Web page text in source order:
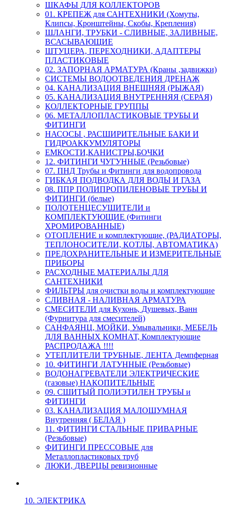
ШКАФЫ ДЛЯ КОЛЛЕКТОРОВ
01. КРЕПЕЖ для САНТЕХНИКИ (Хомуты,
Клипсы, Кронштейны, Скобы, Крепления)
ШЛАНГИ, ТРУБКИ - СЛИВНЫЕ, ЗАЛИВНЫЕ,
ВСАСЫВАЮЩИЕ
ШТУЦЕРА, ПЕРЕХОДНИКИ, АДАПТЕРЫ
ПЛАСТИКОВЫЕ
02. ЗАПОРНАЯ АРМАТУРА (Краны ,задвижки)
СИСТЕМЫ ВОДООТВЕДЕНИЯ ДРЕНАЖ
04. КАНАЛИЗАЦИЯ ВНЕШНЯЯ (РЫЖАЯ)
05. КАНАЛИЗАЦИЯ ВНУТРЕННЯЯ (СЕРАЯ)
КОЛЛЕКТОРНЫЕ ГРУППЫ
06. МЕТАЛЛОПЛАСТИКОВЫЕ ТРУБЫ И
ФИТИНГИ
НАСОСЫ , РАСШИРИТЕЛЬНЫЕ БАКИ И
ГИДРОАККУМУЛЯТОРЫ
ЕМКОСТИ,КАНИСТРЫ,БОЧКИ
12. ФИТИНГИ ЧУГУННЫЕ (Резьбовые)
07. ПНД Трубы и Фитинги для водопровода
ГИБКАЯ ПОДВОДКА ДЛЯ ВОДЫ И ГАЗА
08. ППР ПОЛИПРОПИЛЕНОВЫЕ ТРУБЫ И
ФИТИНГИ (белые)
ПОЛОТЕНЦЕСУШИТЕЛИ и
КОМПЛЕКТУЮЩИЕ (Фитинги
ХРОМИРОВАННЫЕ)
ОТОПЛЕНИЕ и комплектующие, (РАДИАТОРЫ,
ТЕПЛОНОСИТЕЛИ, КОТЛЫ, АВТОМАТИКА)
ПРЕДОХРАНИТЕЛЬНЫЕ И ИЗМЕРИТЕЛЬНЫЕ
ПРИБОРЫ
РАСХОДНЫЕ МАТЕРИАЛЫ ДЛЯ
САНТЕХНИКИ
ФИЛЬТРЫ для очистки воды и комплектующие
СЛИВНАЯ - НАЛИВНАЯ АРМАТУРА
СМЕСИТЕЛИ для Кухонь, Душевых, Ванн
(Фурнитура для смесителей)
САНФАЯНЦ, МОЙКИ, Умывальники, МЕБЕЛЬ
ДЛЯ ВАННЫХ КОМНАТ, Комплектующие
РАСПРОДАЖА !!!!
УТЕПЛИТЕЛИ ТРУБНЫЕ, ЛЕНТА Демпферная
10. ФИТИНГИ ЛАТУННЫЕ (Резьбовые)
ВОДОНАГРЕВАТЕЛИ ЭЛЕКТРИЧЕСКИЕ
(газовые) НАКОПИТЕЛЬНЫЕ
09. СШИТЫЙ ПОЛИЭТИЛЕН ТРУБЫ и
ФИТИНГИ
03. КАНАЛИЗАЦИЯ МАЛОШУМНАЯ
Внутренняя ( БЕЛАЯ )
11. ФИТИНГИ СТАЛЬНЫЕ ПРИВАРНЫЕ
(Резьбовые)
ФИТИНГИ ПРЕССОВЫЕ для
Металлопластиковых труб
ЛЮКИ, ДВЕРЦЫ ревизионные
10. ЭЛЕКТРИКА